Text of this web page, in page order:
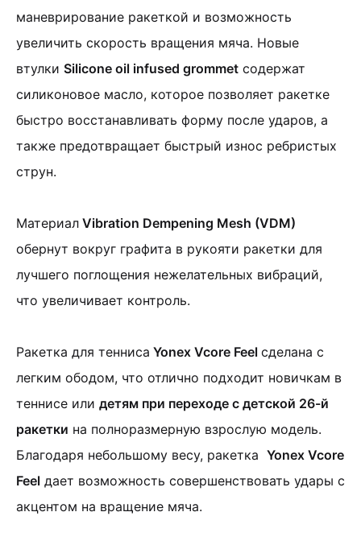
маневрирование ракеткой и возможность
увеличить скорость вращения мяча. Новые
втулки Silicone oil infused grommet содержат
силиконовое масло, которое позволяет ракетке
быстро восстанавливать форму после ударов, а
также предотвращает быстрый износ ребристых
струн.
Материал Vibration Dempening Mesh (VDM)
обернут вокруг графита в рукояти ракетки для
лучшего поглощения нежелательных вибраций,
что увеличивает контроль.
Ракетка для тенниса Yonex Vcore Feel сделана с
легким ободом, что отлично подходит новичкам в
теннисе или детям при переходе с детской 26-й
ракетки на полноразмерную взрослую модель.
Благодаря небольшому весу, ракетка Yonex Vcore
Feel дает возможность совершенствовать удары с
акцентом на вращение мяча.